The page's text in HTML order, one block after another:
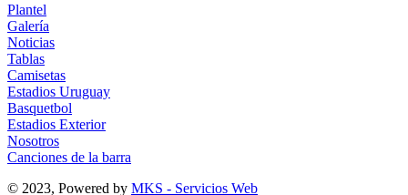
Plantel
Galería
Noticias
Tablas
Camisetas
Estadios Uruguay
Basquetbol
Estadios Exterior
Nosotros
Canciones de la barra
© 2023, Powered by MKS - Servicios Web